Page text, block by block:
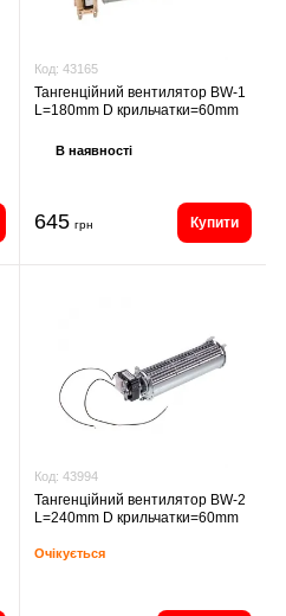
Код: 43165
Тангенційний вентилятор BW-1
L=180mm D крильчатки=60mm
В наявності
645 грн Купити
Код: 43994
Тангенційний вентилятор BW-2
L=240mm D крильчатки=60mm
Очікується